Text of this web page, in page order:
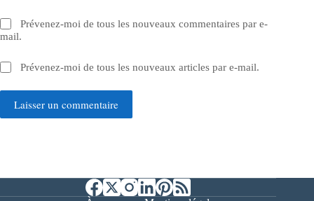
Prévenez-moi de tous les nouveaux commentaires par e-
mail.
Prévenez-moi de tous les nouveaux articles par e-mail.
Laisser un commentaire